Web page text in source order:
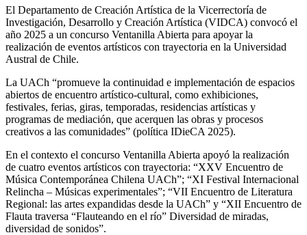
El Departamento de Creación Artística de la Vicerrectoría de
Investigación, Desarrollo y Creación Artística (VIDCA) convocó el
año 2025 a un concurso Ventanilla Abierta para apoyar la
realización de eventos artísticos con trayectoria en la Universidad
Austral de Chile.
La UACh “promueve la continuidad e implementación de espacios
abiertos de encuentro artístico-cultural, como exhibiciones,
festivales, ferias, giras, temporadas, residencias artísticas y
programas de mediación, que acerquen las obras y procesos
creativos a las comunidades” (política IDieCA 2025).
En el contexto el concurso Ventanilla Abierta apoyó la realización
de cuatro eventos artísticos con trayectoria: “XXV Encuentro de
Música Contemporánea Chilena UACh”; “XI Festival Internacional
Relincha – Músicas experimentales”; “VII Encuentro de Literatura
Regional: las artes expandidas desde la UACh” y “XII Encuentro de
Flauta traversa “Flauteando en el río” Diversidad de miradas,
diversidad de sonidos”.